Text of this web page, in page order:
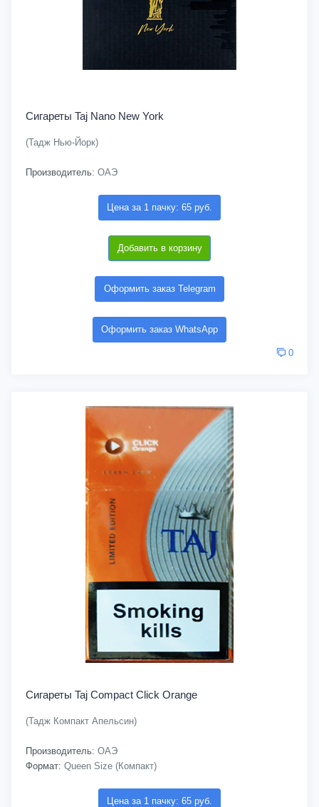
Сигареты Taj Nano New York
(Тадж Нью-Йорк)
Производитель: ОАЭ
Цена за 1 пачку: 65 руб.
Добавить в корзину
Оформить заказ Telegram
Оформить заказ WhatsApp
0
Сигареты Taj Compact Click Orange
(Тадж Компакт Апельсин)
Производитель: ОАЭ
Формат: Queen Size (Компакт)
Цена за 1 пачку: 65 руб.